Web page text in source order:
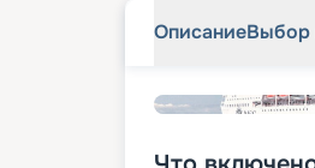
ОписаниеВыбор